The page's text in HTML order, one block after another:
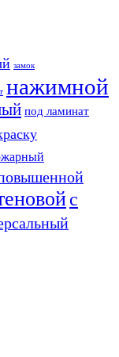
замок
нажимной
под ламинат
с